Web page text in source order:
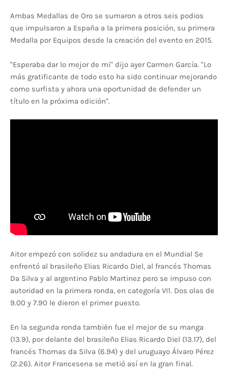
Ambas Medallas de Oro se sumaron a otros seis podios
que impulsaron a España a la primera posición, su primera
Medalla por Equipos desde la creación del evento en 2015.
"Esperaba dar lo mejor de mi" dijo ayer Carmen García. "Lo
más gratificante de todo esto ha sido continuar mejorando
como surfista y ahora una oportunidad de defender un
título en la próxima edición".
Aitor empezó con solidez su andadura en el Mundial Se
enfrentó al brasileño Elias Ricardo Diel, al francés Thomas
Da Silva y al argentino Pablo Martinez pero se impuso con
autoridad en la primera ronda, en categoría VI1. Dos olas de
9.00 y 7.90 le dieron el primer puesto.
En la segunda ronda también fue el mejor de su manga
(13.9), por delante del brasileño Elias Ricardo Diel (13.17), del
francés Thomas da Silva (6.94) y del uruguayo Álvaro Pérez
(2.26). Aitor Francesena se metió así en la gran final.